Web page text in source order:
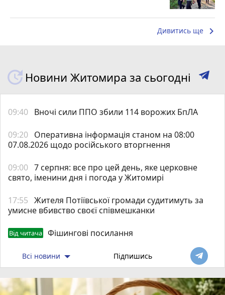
Дивитись ще keyboard_arrow_right
Новини Житомира за сьогодні
09:40 Вночі сили ППО збили 114 ворожих БпЛА
09:20 Оперативна інформація станом на 08:00
07.08.2026 щодо російського вторгнення
09:00 7 серпня: все про цей день, яке церковне
свято, іменини дня і погода у Житомирі
17:55 Жителя Потіївської громади судитимуть за
умисне вбивство своєї співмешканки
Від читача Фішингові посилання
Всі новини Підпишись